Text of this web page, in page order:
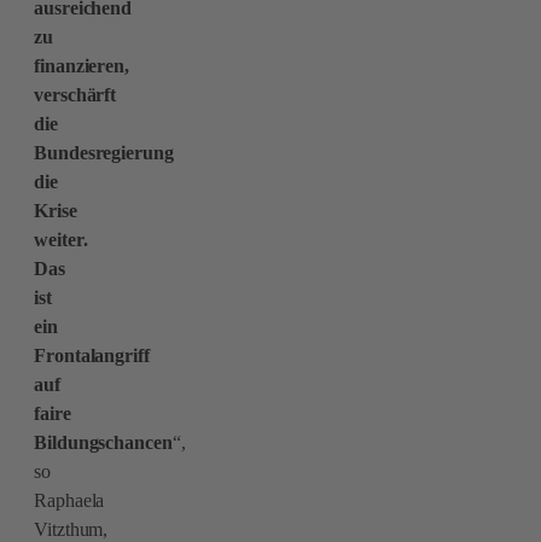
ausreichend
zu
finanzieren,
verschärft
die
Bundesregierung
die
Krise
weiter.
Das
ist
ein
Frontalangriff
auf
faire
Bildungschancen“,
so
Raphaela
Vitzthum,